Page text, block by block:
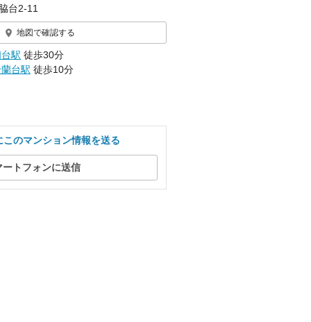
台2-11
地図で確認する
駅 徒歩30分
台駅 徒歩10分
のマンション情報を送る
トフォンに送信